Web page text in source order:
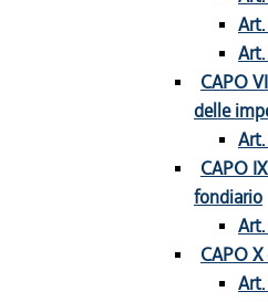
CAPO
delle
CAPO
fondiario
CAPO